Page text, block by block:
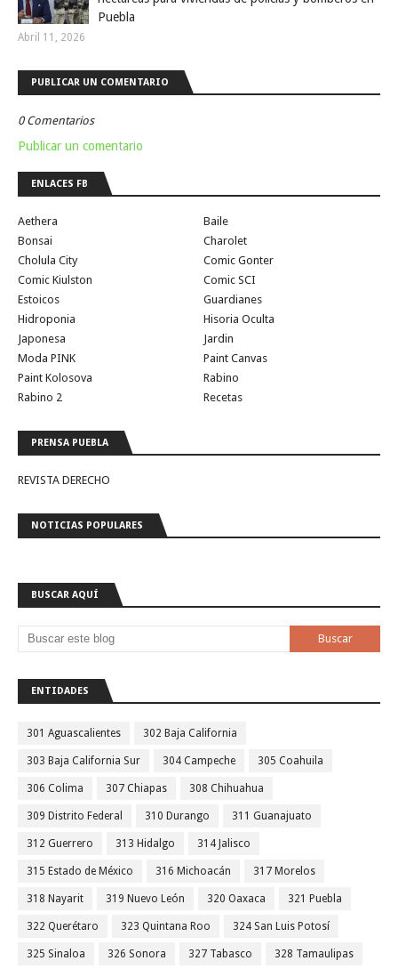
Puebla
Abril 11, 2026
PUBLICAR UN COMENTARIO
0 Comentarios
Publicar un comentario
ENLACES FB
Aethera
Baile
Bonsai
Charolet
Cholula City
Comic Gonter
Comic Kiulston
Comic SCI
Estoicos
Guardianes
Hidroponia
Hisoria Oculta
Japonesa
Jardin
Moda PINK
Paint Canvas
Paint Kolosova
Rabino
Rabino 2
Recetas
PRENSA PUEBLA
REVISTA DERECHO
NOTICIAS POPULARES
BUSCAR AQUÍ
ENTIDADES
301 Aguascalientes 302 Baja California
303 Baja California Sur 304 Campeche 305 Coahuila
306 Colima 307 Chiapas 308 Chihuahua
309 Distrito Federal 310 Durango 311 Guanajuato
312 Guerrero 313 Hidalgo 314 Jalisco
315 Estado de México 316 Michoacán 317 Morelos
318 Nayarit 319 Nuevo León 320 Oaxaca 321 Puebla
322 Querétaro 323 Quintana Roo 324 San Luis Potosí
325 Sinaloa 326 Sonora 327 Tabasco 328 Tamaulipas